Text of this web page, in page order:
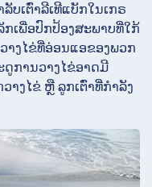
ບເຕົ່າລີເທີແບັກໃນເກຣ
ເພື່ອປົກປ້ອງສະພາບທີ່ໃກ້
າງໄຂ່ທີ່ອ່ອນແອຂອງພວກ
ດູການວາງໄຂ່ອາດມີ
າງໄຂ່ ຫຼື ລູກເຕົ່າທີ່ກໍາລັງ